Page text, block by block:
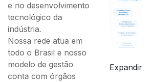
e no desenvolvimento
tecnológico da
indústria.
Nossa rede atua em
todo o Brasil e nosso
modelo de gestão
conta com órgãos
Expandir